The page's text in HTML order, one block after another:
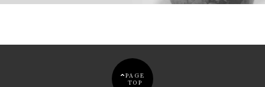
PAGE
TOP